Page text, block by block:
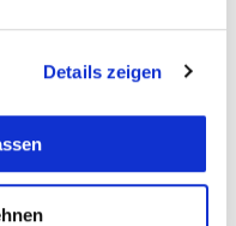
Details zeigen